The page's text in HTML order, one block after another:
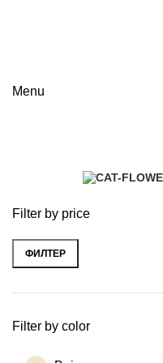
Menu
Filter by price
Минимална
Максимална
ФИЛТЕР
Filter by color